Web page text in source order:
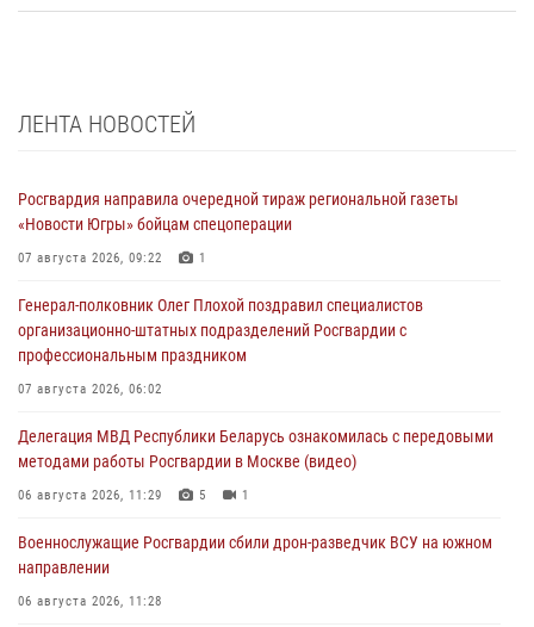
ЛЕНТА НОВОСТЕЙ
Росгвардия направила очередной тираж региональной газеты
«Новости Югры» бойцам спецоперации
07 августа 2026, 09:22 1
Генерал-полковник Олег Плохой поздравил специалистов
организационно-штатных подразделений Росгвардии с
профессиональным праздником
07 августа 2026, 06:02
Делегация МВД Республики Беларусь ознакомилась с передовыми
методами работы Росгвардии в Москве (видео)
06 августа 2026, 11:29 5 1
Военнослужащие Росгвардии сбили дрон-разведчик ВСУ на южном
направлении
06 августа 2026, 11:28